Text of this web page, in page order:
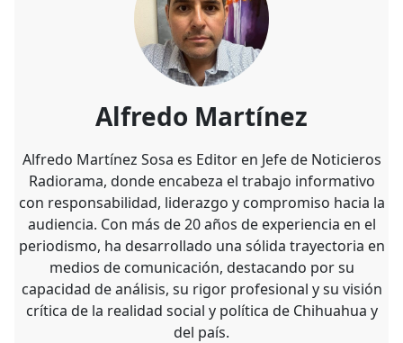
Alfredo Martínez
Alfredo Martínez Sosa es Editor en Jefe de Noticieros
Radiorama, donde encabeza el trabajo informativo
con responsabilidad, liderazgo y compromiso hacia la
audiencia. Con más de 20 años de experiencia en el
periodismo, ha desarrollado una sólida trayectoria en
medios de comunicación, destacando por su
capacidad de análisis, su rigor profesional y su visión
crítica de la realidad social y política de Chihuahua y
del país.